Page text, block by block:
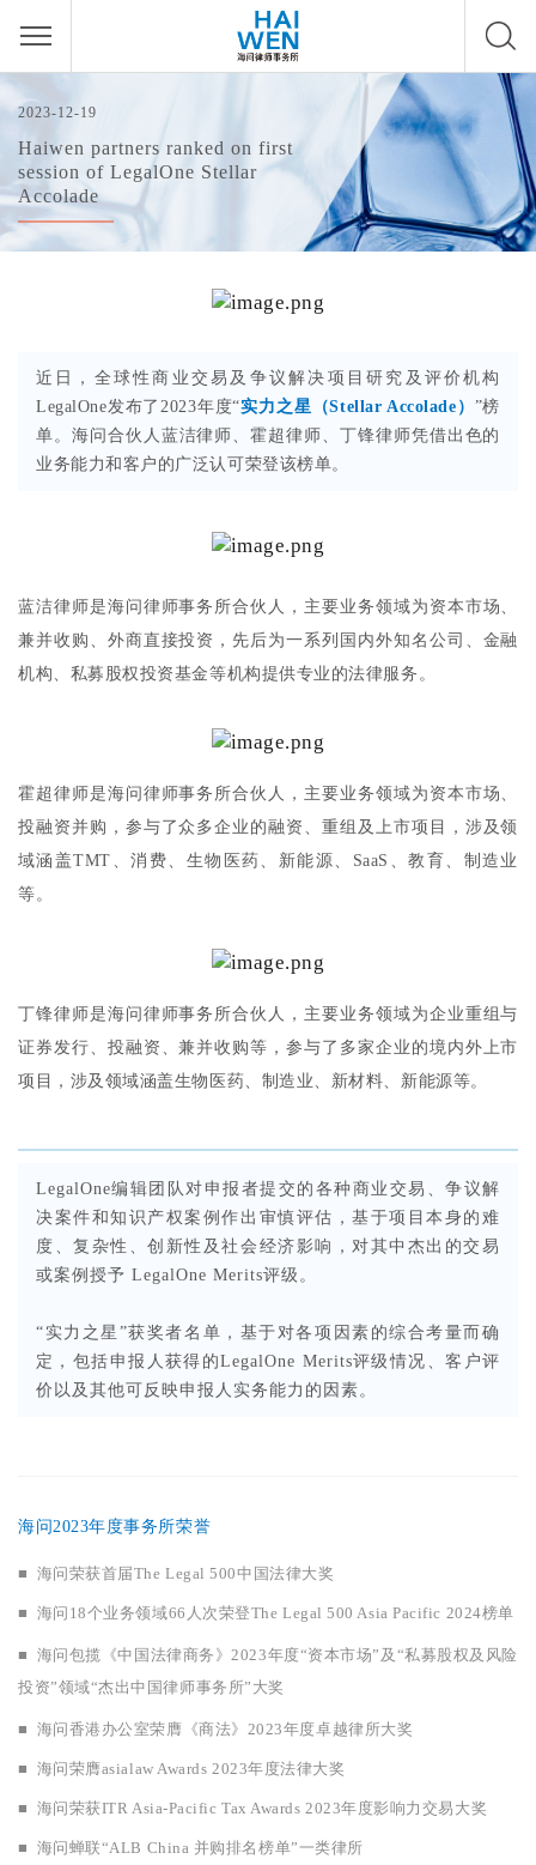
2023-12-19
Haiwen partners ranked on first
session of LegalOne Stellar
Accolade
近日，全球性商业交易及争议解决项目研究及评价机构
LegalOne发布了2023年度“实力之星（Stellar Accolade） ”榜
单。海问合伙人蓝洁律师、霍超律师、丁锋律师凭借出色的
业务能力和客户的广泛认可荣登该榜单。
蓝洁律师是海问律师事务所合伙人，主要业务领域为资本市场、
兼并收购、外商直接投资，先后为一系列国内外知名公司、金融
机构、私募股权投资基金等机构提供专业的法律服务。
霍超律师是海问律师事务所合伙人，主要业务领域为资本市场、
投融资并购，参与了众多企业的融资、重组及上市项目，涉及领
域涵盖TMT、消费、生物医药、新能源、SaaS、教育、制造业
等。
丁锋律师是海问律师事务所合伙人，主要业务领域为企业重组与
证券发行、投融资、兼并收购等，参与了多家企业的境内外上市
项目，涉及领域涵盖生物医药、制造业、新材料、新能源等。
LegalOne编辑团队对申报者提交的各种商业交易、争议解
决案件和知识产权案例作出审慎评估，基于项目本身的难
度、复杂性、创新性及社会经济影响，对其中杰出的交易
或案例授予 LegalOne Merits评级。
“实力之星”获奖者名单，基于对各项因素的综合考量而确
定，包括申报人获得的LegalOne Merits评级情况、客户评
价以及其他可反映申报人实务能力的因素。
海问2023年度事务所荣誉
■ 海问荣获首届The Legal 500中国法律大奖
■ 海问18个业务领域66人次荣登The Legal 500 Asia Pacific 2024榜单
■ 海问包揽《中国法律商务》2023年度“资本市场”及“私募股权及风险
投资”领域“杰出中国律师事务所”大奖
■ 海问香港办公室荣膺《商法》2023年度卓越律所大奖
■ 海问荣膺asialaw Awards 2023年度法律大奖
■ 海问荣获ITR Asia-Pacific Tax Awards 2023年度影响力交易大奖
■ 海问蝉联“ALB China 并购排名榜单”一类律所